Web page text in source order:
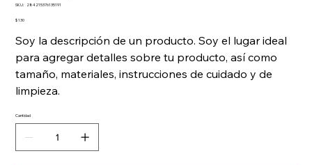
SKU:
SKU
284215376135191
Precio
$ 130
Soy la descripción de un producto. Soy el lugar ideal
para agregar detalles sobre tu producto, así como
tamaño, materiales, instrucciones de cuidado y de
limpieza.
Cantidad